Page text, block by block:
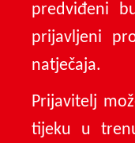
predviđeni
prijavljeni
natječaja.
Prijavitelj
tijeku u